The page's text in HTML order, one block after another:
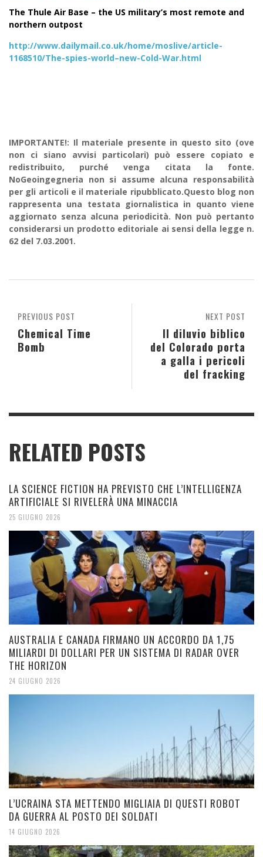
The Thule Air Base – the US military’s most remote and
northern outpost
http://www.dailymail.co.uk/home/moslive/article-
1168510/The-spies-world–new-Cold-War.html
IMPORTANTE!: Il materiale presente in questo sito (ove
non ci siano avvisi particolari) può essere copiato e
redistribuito, purché venga citata la fonte.
NoGeoingegneria non si assume alcuna responsabilità
per gli articoli e il materiale ripubblicato.Questo blog non
rappresenta una testata giornalistica in quanto viene
aggiornato senza alcuna periodicità. Non può pertanto
considerarsi un prodotto editoriale ai sensi della legge n.
62 del 7.03.2001.
NEXT POST
Il diluvio biblico
del Colorado porta
a galla i pericoli
del fracking
PREVIOUS POST
Chemical Time
Bomb
RELATED POSTS
LA SCIENCE FICTION HA PREVISTO CHE L’INTELLIGENZA
ARTIFICIALE SI RIVELERÀ UNA MINACCIA
25 GIUGNO 2026
AUSTRALIA E CANADA FIRMANO UN ACCORDO DA 1,75
MILIARDI DI DOLLARI PER UN SISTEMA DI RADAR OVER
THE HORIZON
24 GIUGNO 2026
L’UCRAINA STA METTENDO MIGLIAIA DI QUESTI ROBOT
DA GUERRA AL POSTO DEI SOLDATI
14 GIUGNO 2026